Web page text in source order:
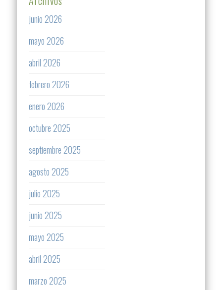
junio 2026
mayo 2026
abril 2026
febrero 2026
enero 2026
octubre 2025
septiembre 2025
agosto 2025
julio 2025
junio 2025
mayo 2025
abril 2025
marzo 2025